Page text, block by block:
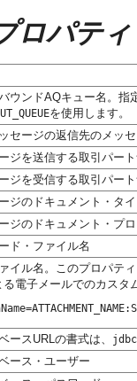
ロパティ
ウンドAQキュー名。指
を使用します。
セージの返信先のメッ
ジを送信する取引パー
ジを受信する取引パー
ジのドキュメント・タ
ジのドキュメント・プ
ド・ファイル名
イル名。このプロパテ
る電子メールでのカスタ
ースURLの書式は、
ース・ユーザー